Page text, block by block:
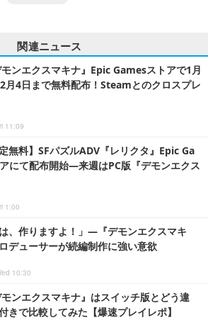
関連ニュース
ンエクスマキナ』Epic Gamesストアで1月
月4日まで無料配布！Steamとのクロスプレ
11:09
定無料】SFパズルADV『レリクタ』Epic Ga
にて配布開始―来週はPC版『デモンエクス
1:00
は、作りますよ！」―『デモンエクスマキ
デューサーが続編制作に強い意欲
10:30
ンエクスマキナ』はスイッチ版とどう違
きで比較してみた【爆速プレイレポ】